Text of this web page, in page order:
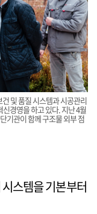
및 품질 시스템과 시공관리
경영을 하고 있다. 지난 4월
기관이 함께 구조물 외부 점
스템을 기본부터